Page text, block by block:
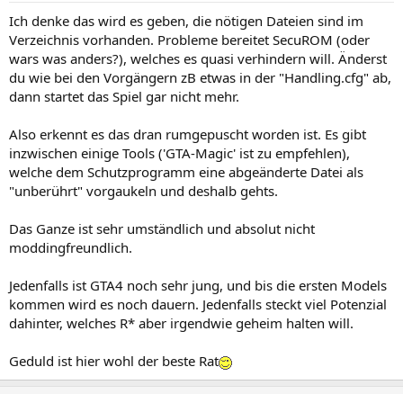
Ich denke das wird es geben, die nötigen Dateien sind im
Verzeichnis vorhanden. Probleme bereitet SecuROM (oder
wars was anders?), welches es quasi verhindern will. Änderst
du wie bei den Vorgängern zB etwas in der "Handling.cfg" ab,
dann startet das Spiel gar nicht mehr.
Also erkennt es das dran rumgepuscht worden ist. Es gibt
inzwischen einige Tools ('GTA-Magic' ist zu empfehlen),
welche dem Schutzprogramm eine abgeänderte Datei als
"unberührt" vorgaukeln und deshalb gehts.
Das Ganze ist sehr umständlich und absolut nicht
moddingfreundlich.
Jedenfalls ist GTA4 noch sehr jung, und bis die ersten Models
kommen wird es noch dauern. Jedenfalls steckt viel Potenzial
dahinter, welches R* aber irgendwie geheim halten will.
Geduld ist hier wohl der beste Rat